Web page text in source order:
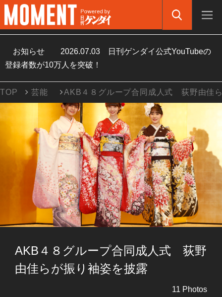
お知らせ 2026.07.03
日刊ゲンダイ公式YouTubeの
登録者数が10万人を突破！
TOP 芸能 AKB４８グループ合同成人式 荻野由佳
AKB４８グループ合同成人式 荻野
由佳らが振り袖姿を披露
11 Photos